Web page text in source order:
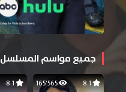
جميع مواسم المسلسل
8.1 165٬565 8.1